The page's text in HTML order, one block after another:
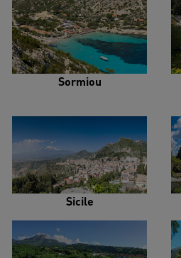
Sormiou
Sicile